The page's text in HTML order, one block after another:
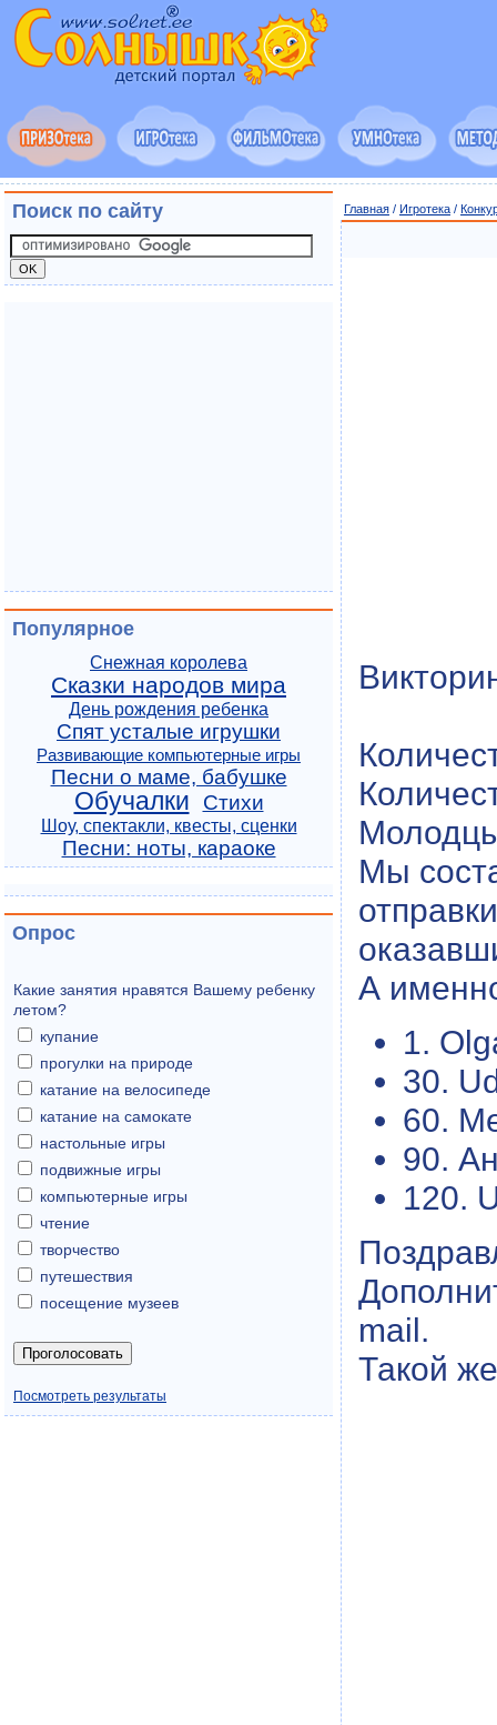
Главная / Игротека /
Мы
А
1.
30.
60.
90.
120.
mail.
Такой
Поиск по сайту
Популярное
Снежная королева
Сказки народов мира
День рождения ребенка
Спят усталые игрушки
Развивающие компьютерные игры
Песни о маме, бабушке
Обучалки Стихи
Шоу, спектакли, квесты, сценки
Песни: ноты, караоке
Опрос
Какие занятия нравятся Вашему ребенку
летом?
купание
прогулки на природе
катание на велосипеде
катание на самокате
настольные игры
подвижные игры
компьютерные игры
чтение
творчество
путешествия
посещение музеев
Посмотреть результаты